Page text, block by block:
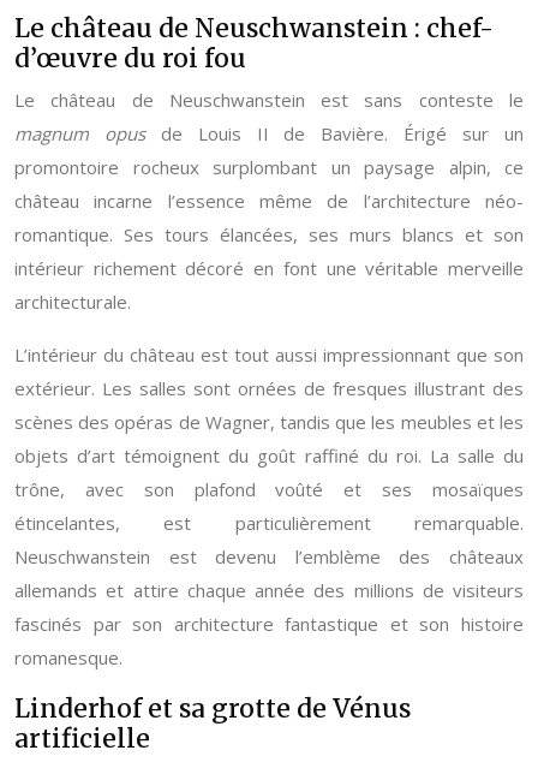
Le château de Neuschwanstein : chef-
d’œuvre du roi fou
Le château de Neuschwanstein est sans conteste le
magnum opus de Louis II de Bavière. Érigé sur un
promontoire rocheux surplombant un paysage alpin, ce
château incarne l’essence même de l’architecture néo-
romantique. Ses tours élancées, ses murs blancs et son
intérieur richement décoré en font une véritable merveille
architecturale.
L’intérieur du château est tout aussi impressionnant que son
extérieur. Les salles sont ornées de fresques illustrant des
scènes des opéras de Wagner, tandis que les meubles et les
objets d’art témoignent du goût raffiné du roi. La salle du
trône, avec son plafond voûté et ses mosaïques
étincelantes, est particulièrement remarquable.
Neuschwanstein est devenu l’emblème des châteaux
allemands et attire chaque année des millions de visiteurs
fascinés par son architecture fantastique et son histoire
romanesque.
Linderhof et sa grotte de Vénus
artificielle